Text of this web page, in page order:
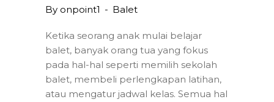
By onpoint1 Balet
Ketika seorang anak mulai belajar
balet, banyak orang tua yang fokus
pada hal-hal seperti memilih sekolah
balet, membeli perlengkapan latihan,
atau mengatur jadwal kelas. Semua hal